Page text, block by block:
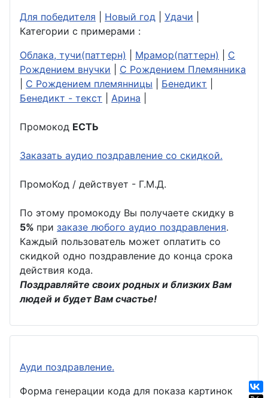
Для победителя
Новый год Удачи
Категории с примерами :
Облака, тучи(паттерн)
Мрамор(паттерн)
С
Рождением внучки
С Рождением Племянника
С Рождением племянницы Бенедикт
Бенедикт - текст
Арина
Промокод ЕСТЬ
Заказать аудио поздравление со скидкой.
ПромоКод / действует - Г.М.Д.
По этому промокоду Вы получаете скидку в
5% при заказе любого аудио поздравления.
Каждый пользователь может оплатить со
скидкой одно поздравление до конца срока
действия кода.
Поздравляйте своих родных и близких Вам
людей и будет Вам счастье!
Ауди поздравление.
Форма генерации кода для показа картинок